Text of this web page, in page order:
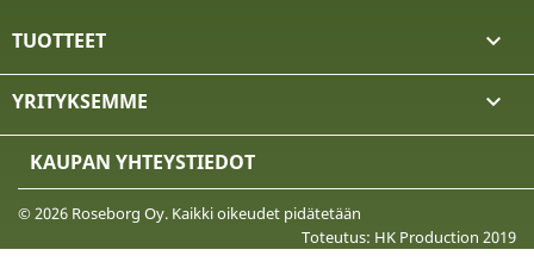
TUOTTEET 
YRITYKSEMME 
KAUPAN YHTEYSTIEDOT
© 2026 Roseborg Oy. Kaikki oikeudet pidätetään
Toteutus: HK Production 2019